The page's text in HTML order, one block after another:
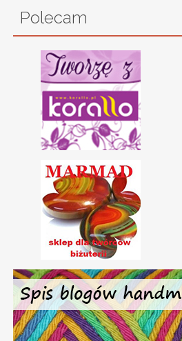
Polecam